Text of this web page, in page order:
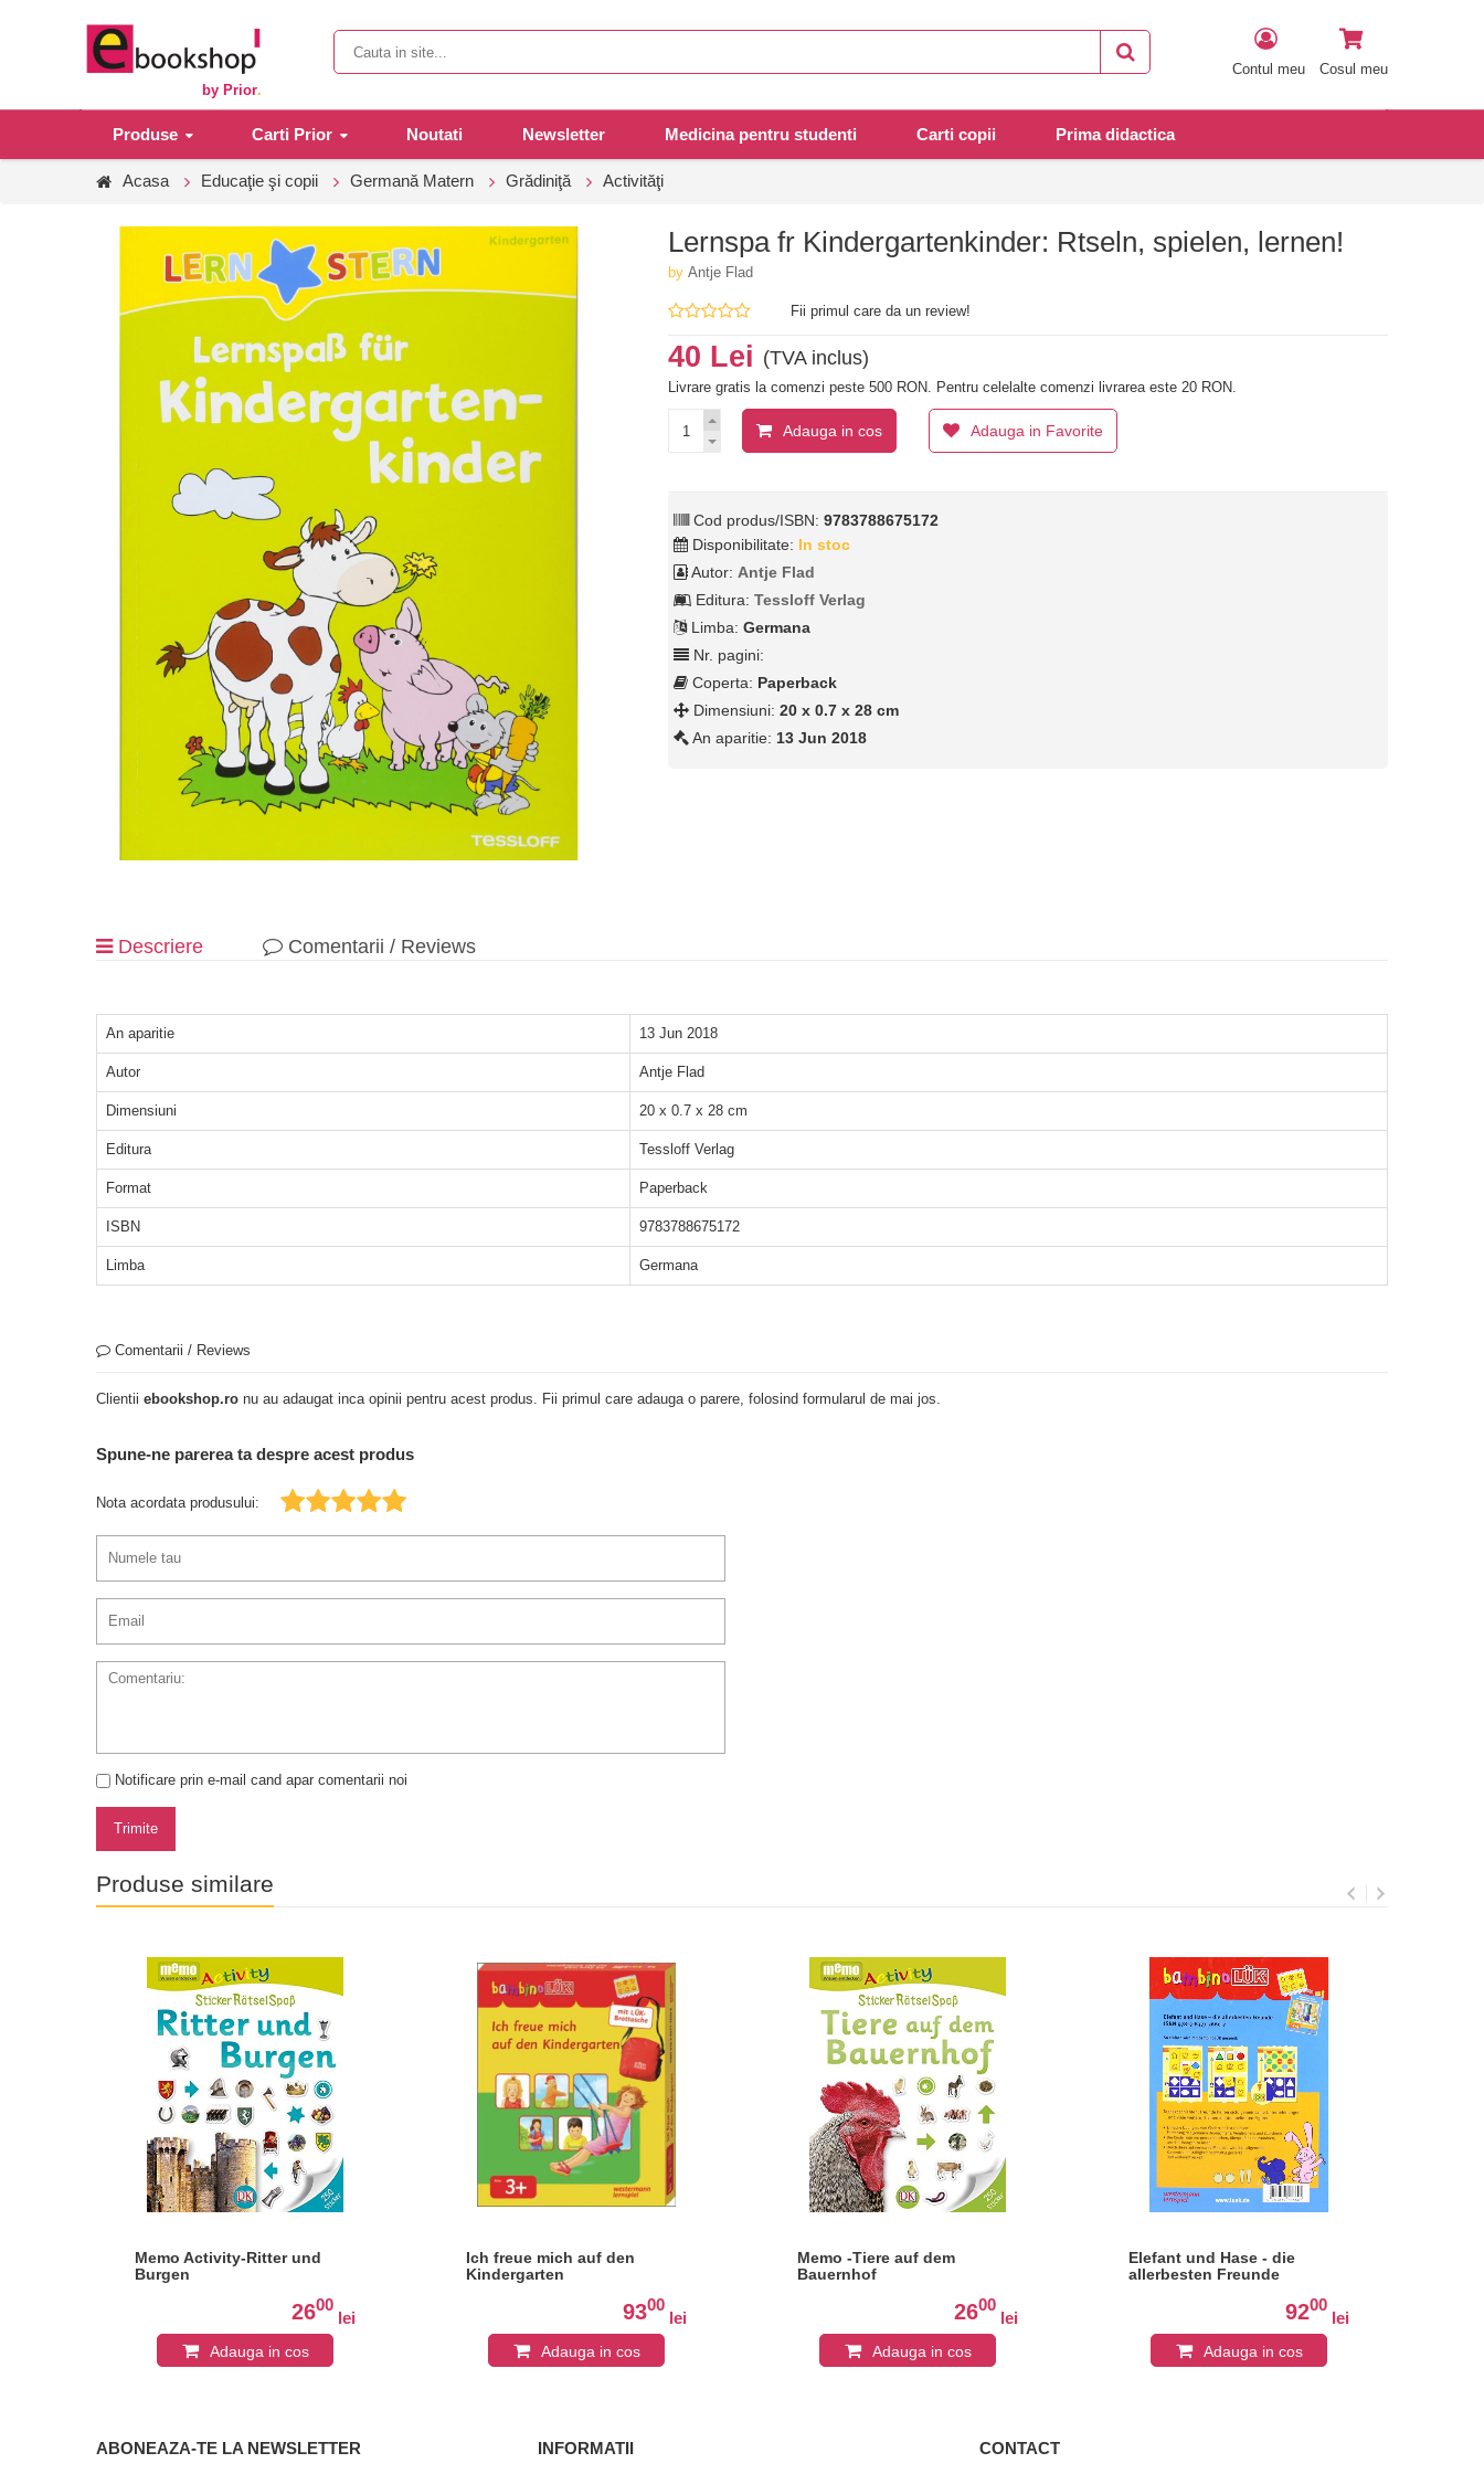
by Prior.
Contul meu Cosul meu
Produse Carti Prior Noutati Newsletter Medicina pentru studenti Carti copii Prima didactica
Acasa Educaţie şi copii Germană Matern Grădiniţă Activităţi
Lernspa fr Kindergartenkinder: Rtseln, spielen, lernen!
byAntje Flad
Fii primul care da un review!
40 Lei (TVA inclus)
Livrare gratis la comenzi peste 500 RON. Pentru celelalte comenzi livrarea este 20 RON.
Adauga in cos Adauga in Favorite
Cod produs/ISBN:9783788675172
Disponibilitate: In stoc
Autor:Antje Flad
Editura:Tessloff Verlag
Limba:Germana
Nr. pagini:
Coperta: Paperback
Dimensiuni:20 x 0.7 x 28 cm
An aparitie:13 Jun 2018
Descriere Comentarii / Reviews
An aparitie 13 Jun 2018
Autor Antje Flad
Dimensiuni 20 x 0.7 x 28 cm
Editura Tessloff Verlag
Format Paperback
ISBN 9783788675172
Limba Germana
Comentarii / Reviews
Clientii ebookshop.ro nu au adaugat inca opinii pentru acest produs. Fii primul care adauga o parere, folosind formularul de mai jos.
Spune-ne parerea ta despre acest produs
Nota acordata produsului:
Notificare prin e-mail cand apar comentarii noi
Trimite
Produse similare
Memo Activity-Ritter und
Burgen
2600
lei
Adauga in cos
Ich freue mich auf den
Kindergarten
9300
lei
Adauga in cos
Memo -Tiere auf dem
Bauernhof
2600
lei
Adauga in cos
Elefant und Hase - die
allerbesten Freunde
9200
lei
Adauga in cos
ABONEAZA-TE LA NEWSLETTER INFORMATII CONTACT